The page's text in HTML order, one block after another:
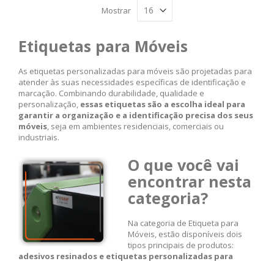
Mostrar
Etiquetas para Móveis
As etiquetas personalizadas para móveis são projetadas para
atender às suas necessidades específicas de identificação e
marcação. Combinando durabilidade, qualidade e
personalização, essas etiquetas são a escolha ideal para
garantir a organização e a identificação precisa dos seus
móveis, seja em ambientes residenciais, comerciais ou
industriais.
O que você vai
encontrar nesta
categoria?
Na categoria de Etiqueta para
Móveis, estão disponíveis dois
tipos principais de produtos:
adesivos resinados e etiquetas personalizadas para